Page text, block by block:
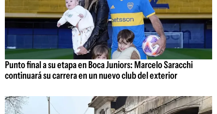
Punto final a su etapa en Boca Juniors: Marcelo Saracchi
continuará su carrera en un nuevo club del exterior